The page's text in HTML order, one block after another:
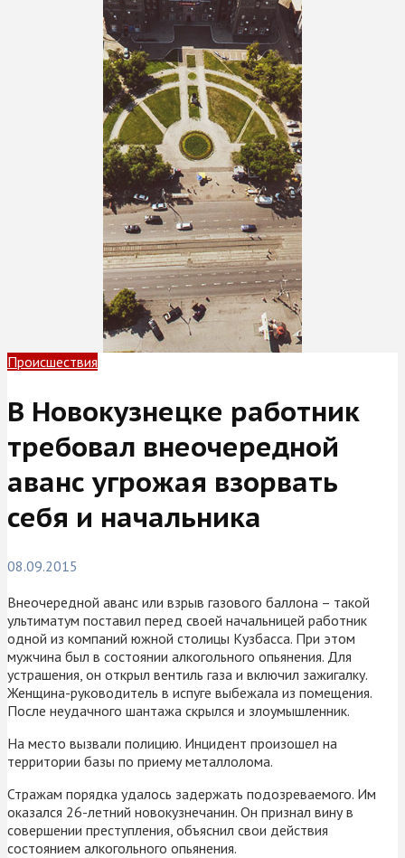
Происшествия
В Новокузнецке работник
требовал внеочередной
аванс угрожая взорвать
себя и начальника
08.09.2015
Внеочередной аванс или взрыв газового баллона – такой
ультиматум поставил перед своей начальницей работник
одной из компаний южной столицы Кузбасса. При этом
мужчина был в состоянии алкогольного опьянения. Для
устрашения, он открыл вентиль газа и включил зажигалку.
Женщина-руководитель в испуге выбежала из помещения.
После неудачного шантажа скрылся и злоумышленник.
На место вызвали полицию. Инцидент произошел на
территории базы по приему металлолома.
Стражам порядка удалось задержать подозреваемого. Им
оказался 26-летний новокузнечанин. Он признал вину в
совершении преступления, объяснил свои действия
состоянием алкогольного опьянения.